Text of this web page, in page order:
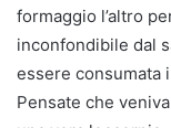
formaggio l’altro
inconfondibile dal
essere consumata
Pensate che